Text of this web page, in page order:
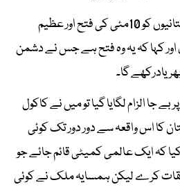
وزیر اعظم نے سمندر پار پاکستانیوں کو 10مئی کی فتح اور عظیم
اور کہا کہ یہ وہ فتح ہے جس نے دشمن
یادرکھے گا۔
جا الزام لگایا گیا تو میں نے کاکول
کا اس واقعہ سے دور دور تک کوئی
کہ ایک عالمی کمیٹی قائم جائے جو
کرے لیکن ہمسایہ ملک نے کوئی